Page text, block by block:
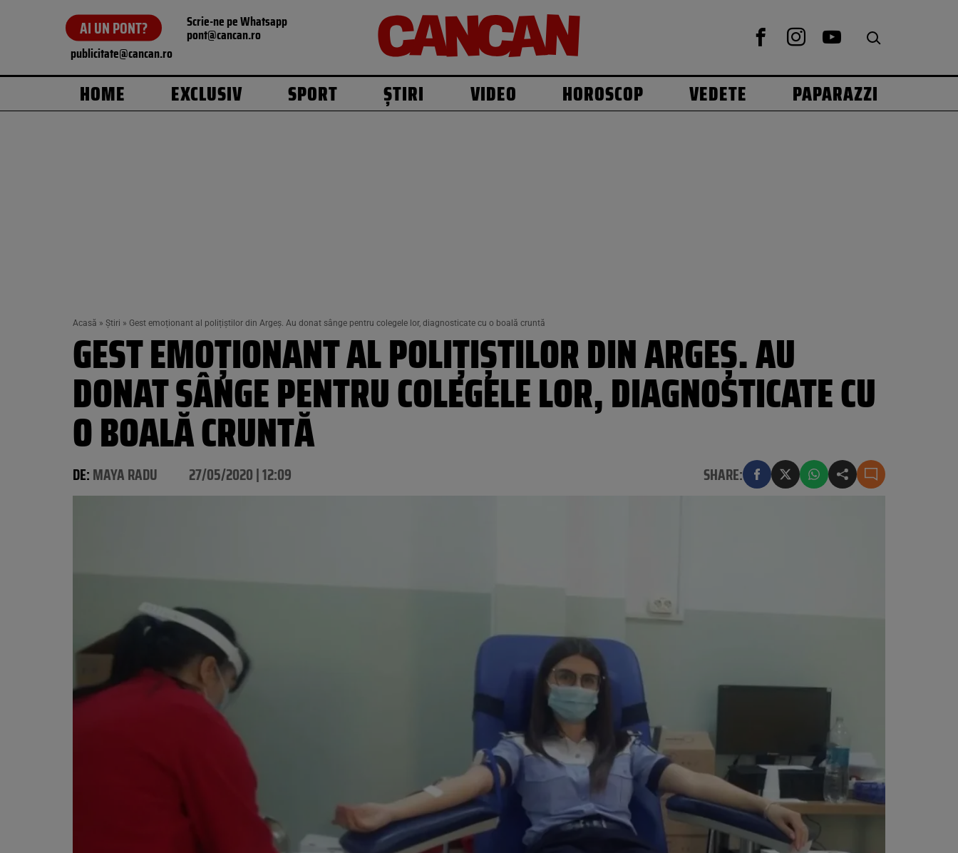
AI UN PONT? Scrie-ne pe Whatsapp
pont@cancan.ro
publicitate@cancan.ro
HOME EXCLUSIV SPORT ȘTIRI VIDEO HOROSCOP VEDETE PAPARAZZI
Acasă » Știri » Gest emoționant al polițiștilor din Argeș. Au donat sânge pentru colegele lor, diagnosticate cu o boală cruntă
GEST EMOȚIONANT AL POLIȚIȘTILOR DIN ARGEȘ. AU
DONAT SÂNGE PENTRU COLEGELE LOR, DIAGNOSTICATE CU
O BOALĂ CRUNTĂ
DE:MAYA RADU 27/05/2020 | 12:09 SHARE: